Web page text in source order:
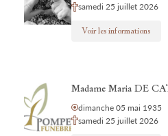
samedi 25 juillet 2026
Voir les informations
Madame Maria DE
dimanche 05 mai 1935
samedi 25 juillet 2026